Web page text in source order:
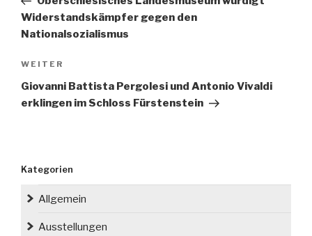
Widerstandskämpfer gegen den
Nationalsozialismus
Nächster
Beitrag
WEITER
Giovanni Battista Pergolesi und Antonio Vivaldi
erklingen im Schloss Fürstenstein
Kategorien
Allgemein
Ausstellungen